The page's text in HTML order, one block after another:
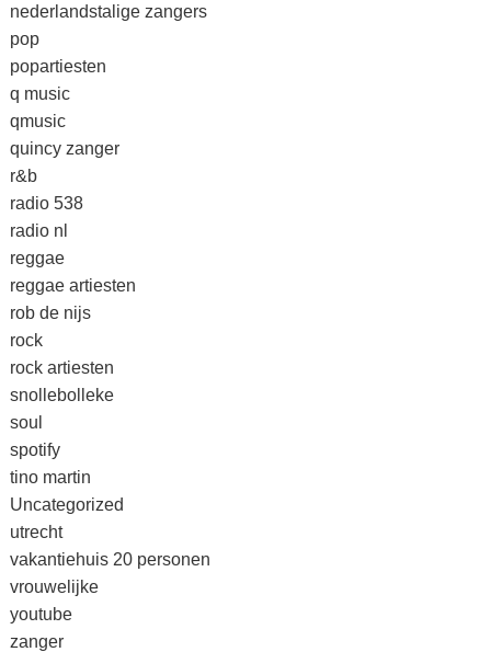
nederlandstalige zangers
pop
popartiesten
q music
qmusic
quincy zanger
r&b
radio 538
radio nl
reggae
reggae artiesten
rob de nijs
rock
rock artiesten
snollebolleke
soul
spotify
tino martin
Uncategorized
utrecht
vakantiehuis 20 personen
vrouwelijke
youtube
zanger